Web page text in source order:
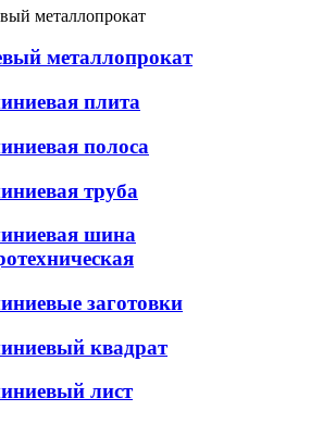
металлопрокат
плита
полоса
труба
шина
заготовки
квадрат
лист